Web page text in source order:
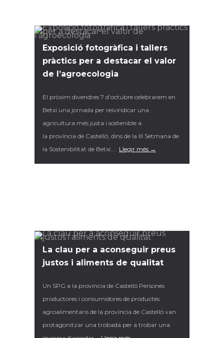
Exposició fotogràfica i tallers
pràctics per a destacar el valor
de l’agroecologia
El pròxim divendres 7 d’octubre celebrarem en
Betxí una jornada per reivindicar una
agricultura més justa i sostenible a
la província de Castelló, dins de la III Setmana de
la Sostenibilitat de Betxí....
Llegir més →
La clau per a aconseguir preus
justos i aliments de qualitat
Un SPG a la província de Castelló Persones
productores i consumidores de productes
agroalimentaris de la província de Castelló van
protagonitzar una trobada per a trobar una